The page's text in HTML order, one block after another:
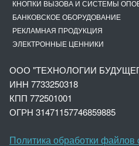
КНОПКИ ВЫЗОВА И СИСТЕМЫ
БАНКОВСКОЕ ОБОРУДОВАНИЕ
РЕКЛАМНАЯ ПРОДУКЦИЯ
ЭЛЕКТРОННЫЕ ЦЕННИКИ
ООО "ТЕХНОЛОГИИ
ИНН 7733250318
КПП 772501001
ОГРН 31471157746859885
Политика обработки файлов